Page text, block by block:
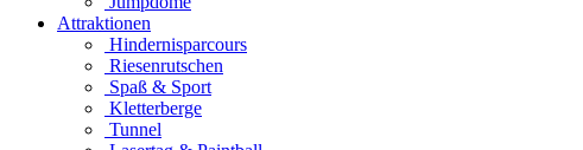
Attraktionen
Hindernisparcours
Riesenrutschen
Spaß & Sport
Kletterberge
Tunnel